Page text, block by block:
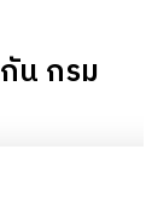
น กรม